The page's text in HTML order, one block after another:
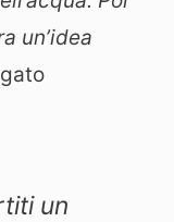
un’idea
un